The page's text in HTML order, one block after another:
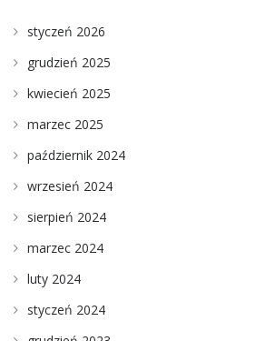
styczeń 2026
grudzień 2025
kwiecień 2025
marzec 2025
październik 2024
wrzesień 2024
sierpień 2024
marzec 2024
luty 2024
styczeń 2024